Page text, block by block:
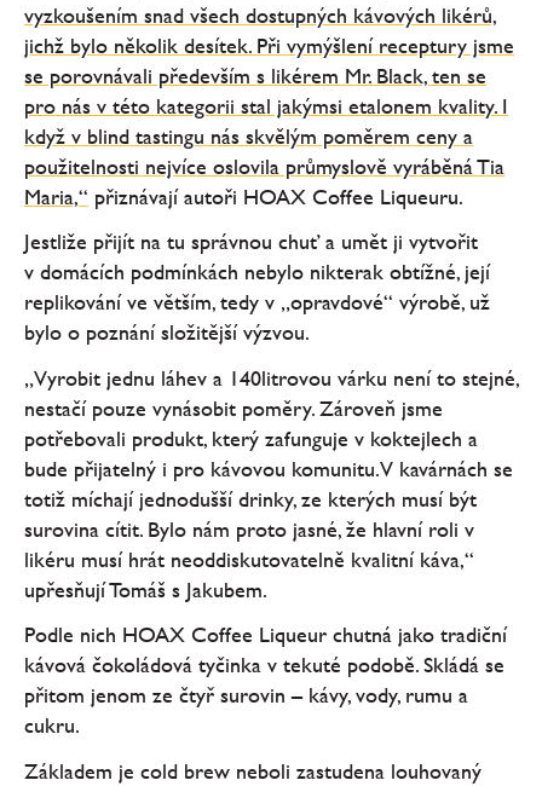
vyzkoušením snad všech dostupných kávových likérů,
jichž bylo několik desítek. Při vymýšlení receptury jsme
se porovnávali především s likérem Mr. Black, ten se
pro nás v této kategorii stal jakýmsi etalonem kvality. I
když v blind tastingu nás skvělým poměrem ceny a
použitelnosti nejvíce oslovila průmyslově vyráběná Tia
Maria,“ přiznávají autoři HOAX Coffee Liqueuru.
Jestliže přijít na tu správnou chuť a umět ji vytvořit
v domácích podmínkách nebylo nikterak obtížné, její
replikování ve větším, tedy v „opravdové“ výrobě, už
bylo o poznání složitější výzvou.
„Vyrobit jednu láhev a 140litrovou várku není to stejné,
nestačí pouze vynásobit poměry. Zároveň jsme
potřebovali produkt, který zafunguje v koktejlech a
bude přijatelný i pro kávovou komunitu. V kavárnách se
totiž míchají jednodušší drinky, ze kterých musí být
surovina cítit. Bylo nám proto jasné, že hlavní roli v
likéru musí hrát neoddiskutovatelně kvalitní káva,“
upřesňují Tomáš s Jakubem.
Podle nich HOAX Coffee Liqueur chutná jako tradiční
kávová čokoládová tyčinka v tekuté podobě. Skládá se
přitom jenom ze čtyř surovin – kávy, vody, rumu a
cukru.
Základem je cold brew neboli zastudena louhovaný